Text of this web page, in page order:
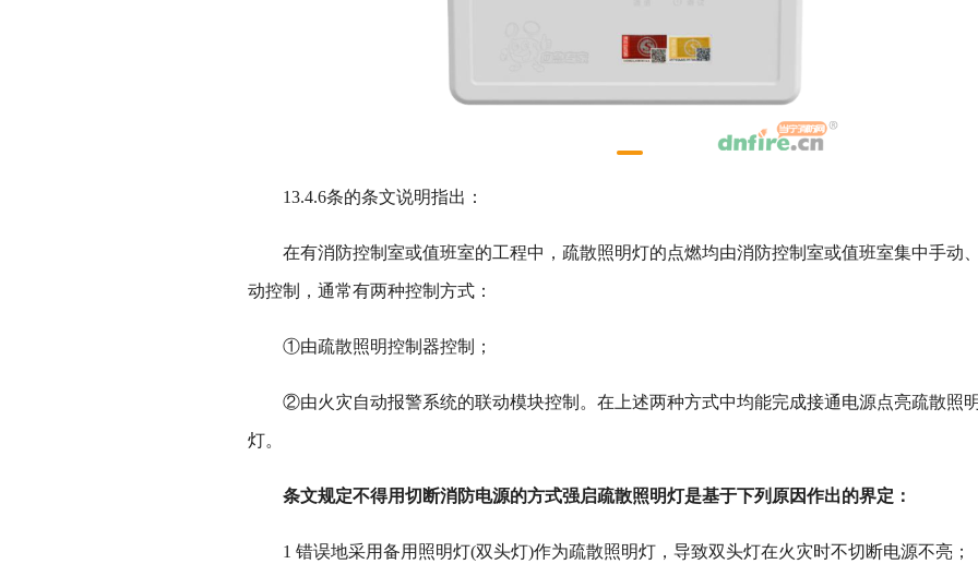
13.4.6条的条文说明指出：
在有消防控制室或值班室的工程中，疏散照明灯的点燃均由消防控制室或值班室集中手动
动控制，通常有两种控制方式：
①由疏散照明控制器控制；
②由火灾自动报警系统的联动模块控制。在上述两种方式中均能完成接通电源点亮疏散照
灯。
条文规定不得用切断消防电源的方式强启疏散照明灯是基于下列原因作出的界定：
1 错误地采用备用照明灯(双头灯)作为疏散照明灯，导致双头灯在火灾时不切断电源不亮；